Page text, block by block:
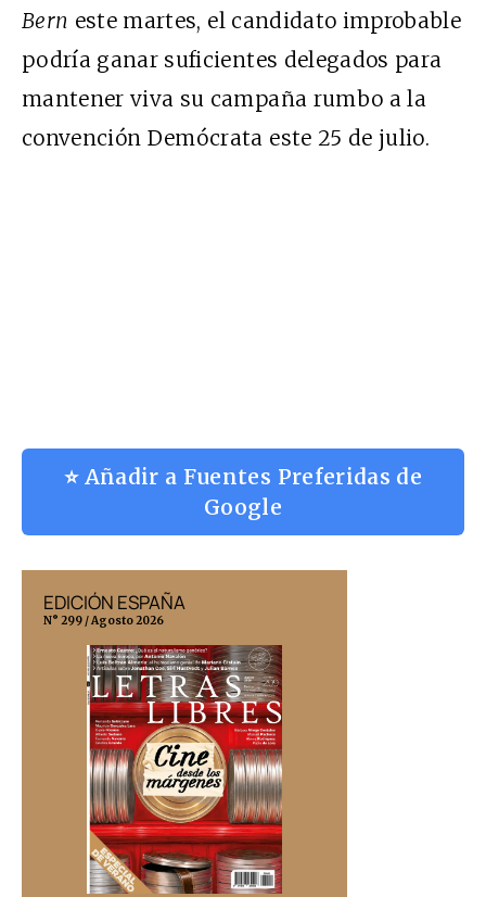
Bern este martes, el candidato improbable
podría ganar suficientes delegados para
mantener viva su campaña rumbo a la
convención Demócrata este 25 de julio.
⭐ Añadir a Fuentes Preferidas de
Google
EDICIÓN ESPAÑA
N° 299 / Agosto 2026